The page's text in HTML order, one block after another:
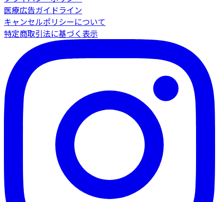
医療広告ガイドライン
キャンセルポリシーについて
特定商取引法に基づく表示